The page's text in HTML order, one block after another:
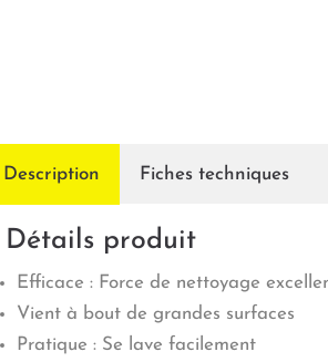
Description Fiches techniques
Détails produit
Efficace : Force de nettoyage
Vient à bout de grandes surfaces
Pratique : Se lave facilement